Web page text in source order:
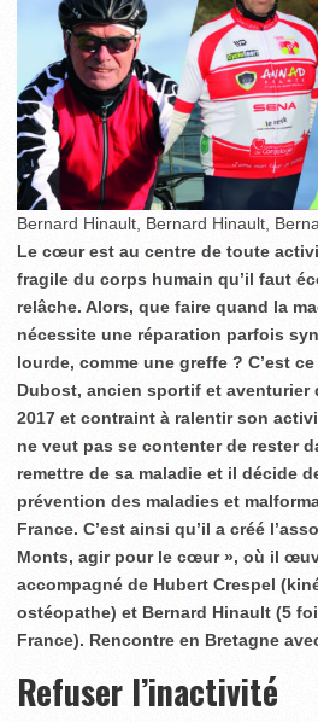
Bernard Hinault, Bernard Hinault,
Le cœur est au centre de toute
fragile du corps humain qu’il faut
relâche. Alors, que faire quand la
nécessite une réparation parfois
lourde, comme une greffe ? C’est
Dubost, ancien sportif et aventurier
2017 et contraint à ralentir son
ne veut pas se contenter de rester
remettre de sa maladie et il décide
prévention des maladies et
France. C’est ainsi qu’il a créé
Monts, agir pour le cœur », où il
accompagné de Hubert Crespel
ostéopathe) et Bernard Hinault (5
France). Rencontre en Bretagne
Refuser l’inactivité